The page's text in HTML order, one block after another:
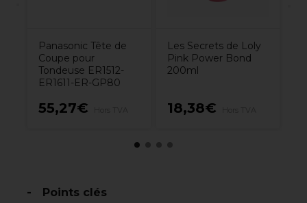
Panasonic Tête de
Coupe pour
Tondeuse ER1512-
ER1611-ER-GP80
55,27€
Les Secrets de Loly
Pink Power Bond
200ml
18,38€
Points clés